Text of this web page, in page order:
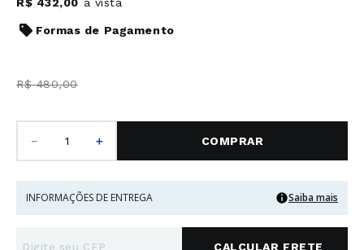
Formas de Pagamento
R$ 480,00
＋
－ COMPRAR
INFORMAÇÕES DE ENTREGA Saiba mais